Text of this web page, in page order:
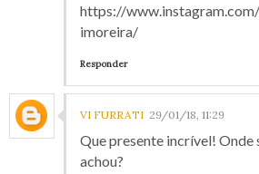
https://
imoreira/
Responder
VI FURRATI 29/01/18, 11:29
Que presente incrível! Onde
achou?